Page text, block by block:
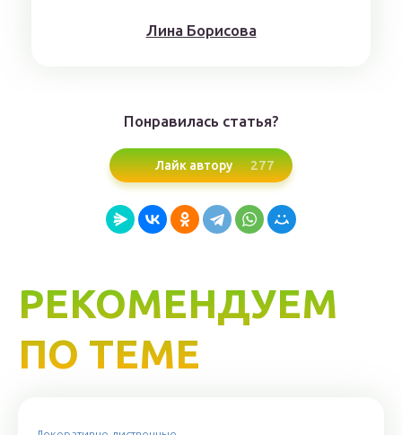
Лина Борисoвa
Понравилась статья?
Лайк автору 277
РЕКОМЕНДУЕМ
ПО ТЕМЕ